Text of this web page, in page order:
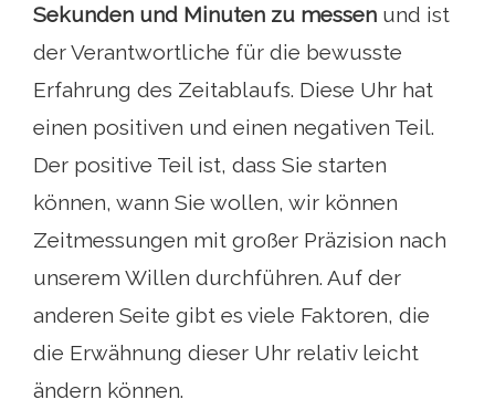
Sekunden und Minuten zu messen und ist
der Verantwortliche für die bewusste
Erfahrung des Zeitablaufs. Diese Uhr hat
einen positiven und einen negativen Teil.
Der positive Teil ist, dass Sie starten
können, wann Sie wollen, wir können
Zeitmessungen mit großer Präzision nach
unserem Willen durchführen. Auf der
anderen Seite gibt es viele Faktoren, die
die Erwähnung dieser Uhr relativ leicht
ändern können.